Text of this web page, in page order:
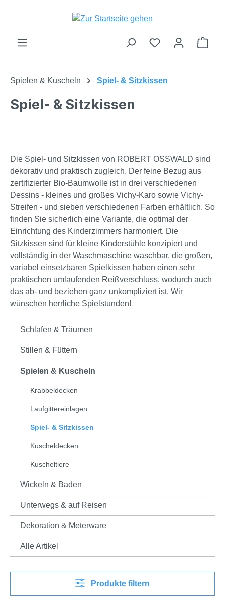
Zum Hauptinhalt springen
Du hast 0
Spielen & Kuscheln Spiel- & Sitzkissen
Spiel- & Sitzkissen
Die Spiel- und Sitzkissen von ROBERT OSSWALD sind
dekorativ und praktisch zugleich. Der feine Bezug aus
zertifizierter Bio-Baumwolle ist in drei verschiedenen
Dessins - kleines und großes Vichy-Karo sowie Vichy-
Streifen - und sieben verschiedenen Farben erhältlich. So
finden Sie sicherlich eine Variante, die optimal der
Einrichtung des Kinderzimmers harmoniert. Die
Sitzkissen sind für kleine Kinderstühle konzipiert und
vollständig in der Waschmaschine waschbar, die großen,
variabel einsetzbaren Spielkissen haben einen sehr
praktischen umlaufenden Reißverschluss, wodurch auch
das ab- und beziehen ganz unkompliziert ist. Wir
wünschen herrliche Spielstunden!
Schlafen & Träumen
Stillen & Füttern
Spielen & Kuscheln
Krabbeldecken
Laufgittereinlagen
Spiel- & Sitzkissen
Kuscheldecken
Kuscheltiere
Wickeln & Baden
Unterwegs & auf Reisen
Dekoration & Meterware
Alle Artikel
Produkte filtern